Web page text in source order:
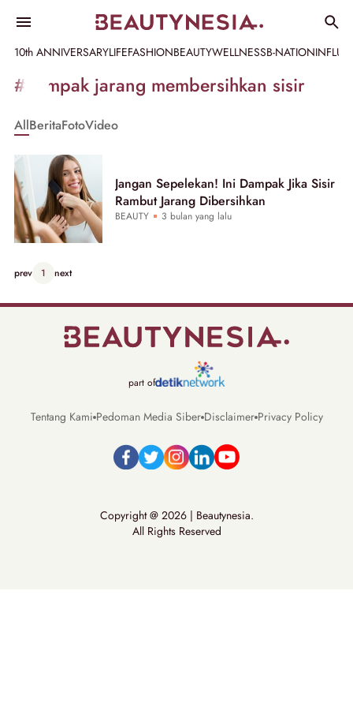
10th ANNIVERSARYLIFEFASHIONBEAUTYWELLNESSB-NATION
Informasi
[GET_DATA_TITLE]
Beautynesia
#dampak jarang membersihkan sisir
AllBeritaFotoVideo
Jangan Sepelekan! Ini Dampak Jika Sisir
Rambut Jarang Dibersihkan
BEAUTY 3 bulan yang lalu
prev 1 next
part of
Tentang Kami Pedoman Media Siber Disclaimer Privacy Policy
Copyright @ 2026 | Beautynesia.
All Rights Reserved